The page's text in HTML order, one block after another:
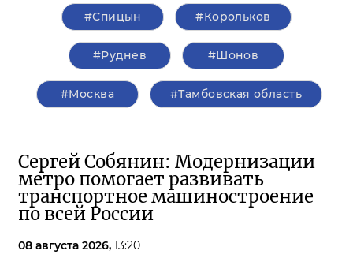
#Спицын #Корольков
#Руднев #Шонов
#Москва #Тамбовская область
Сергей Собянин: Модернизации
метро помогает развивать
транспортное машиностроение
по всей России
08 августа 2026, 13:20